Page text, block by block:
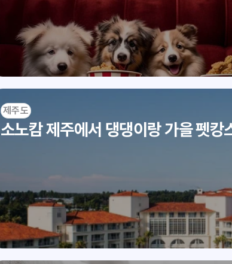
제주도
소노캄 제주에서 댕댕이랑 가을 펫캉